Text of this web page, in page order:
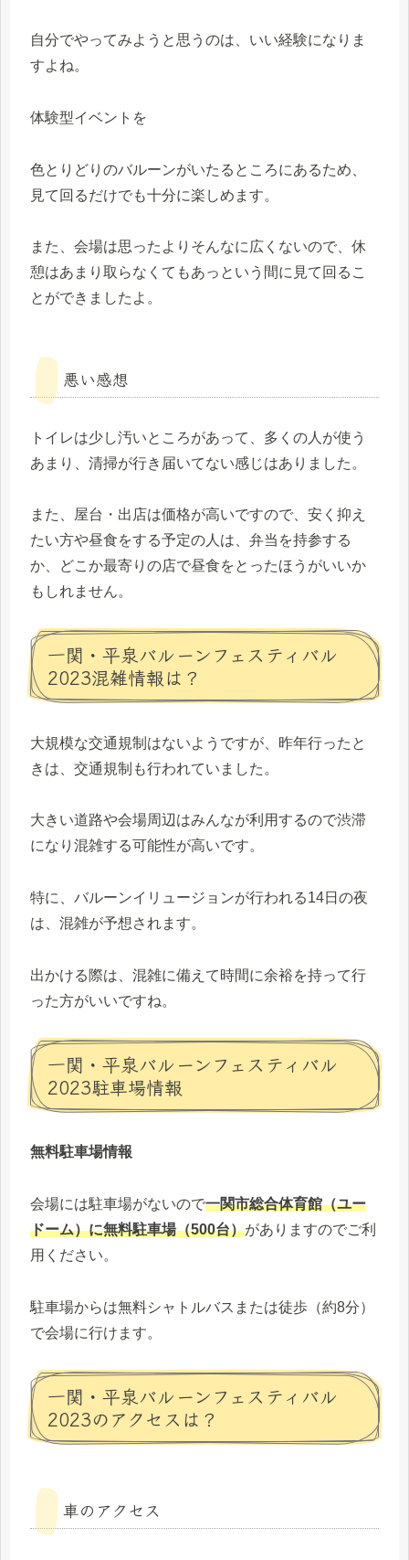
自分でやってみようと思うのは、いい経験になりま
すよね。
体験型イベントを
色とりどりのバルーンがいたるところにあるため、
見て回るだけでも十分に楽しめます。
また、会場は思ったよりそんなに広くないので、休
憩はあまり取らなくてもあっという間に見て回るこ
とができましたよ。
悪い感想
トイレは少し汚いところがあって、多くの人が使う
あまり、清掃が行き届いてない感じはありました。
また、屋台・出店は価格が高いですので、安く抑え
たい方や昼食をする予定の人は、弁当を持参する
か、どこか最寄りの店で昼食をとったほうがいいか
もしれません。
一関・平泉バルーンフェスティバル
2023混雑情報は？
大規模な交通規制はないようですが、昨年行ったと
きは、交通規制も行われていました。
大きい道路や会場周辺はみんなが利用するので渋滞
になり混雑する可能性が高いです。
特に、バルーンイリュージョンが行われる14日の夜
は、混雑が予想されます。
出かける際は、混雑に備えて時間に余裕を持って行
った方がいいですね。
一関・平泉バルーンフェスティバル
2023駐車場情報
無料駐車場情報
会場には駐車場がないので一関市総合体育館（ユー
ドーム）に無料駐車場（500台）がありますのでご利
用ください。
駐車場からは無料シャトルバスまたは徒歩（約8分）
で会場に行けます。
一関・平泉バルーンフェスティバル
2023のアクセスは？
車のアクセス